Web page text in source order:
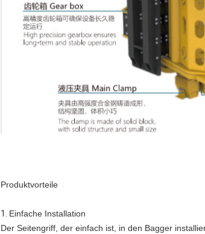
Produktvorteile
1. Einfache Installation
Der Seitengriff, der einfach ist, in den Bagger